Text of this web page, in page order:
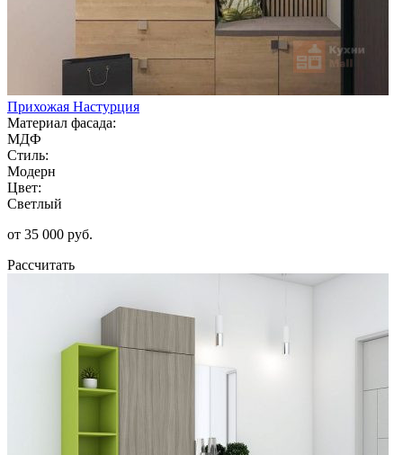
Прихожая Настурция
Материал фасада:
МДФ
Стиль:
Модерн
Цвет:
Светлый
от 35 000 руб.
Рассчитать